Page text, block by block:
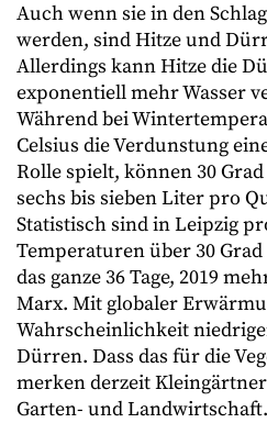
Auch wenn sie in den
werden, sind Hitze und
Allerdings kann Hitze die
exponentiell mehr Wasser
Während bei
Celsius die Verdunstung
Rolle spielt, können 30
sechs bis sieben Liter pro
Statistisch sind in Leipzig
Temperaturen über 30
das ganze 36 Tage, 2019
Marx. Mit globaler
Wahrscheinlichkeit
Dürren. Dass das für die
merken derzeit
Garten- und Landwirtschaft.